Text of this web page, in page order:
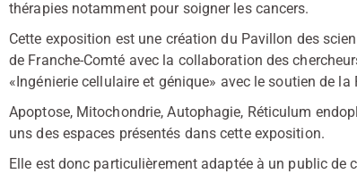
thérapies notamment pour soigner les cancers.
Cette exposition est une création du Pavillon des
de Franche-Comté avec la collaboration des
«Ingénierie cellulaire et génique» avec le soutien de
Apoptose, Mitochondrie, Autophagie, Réticulum
uns des espaces présentés dans cette exposition.
Elle est donc particulièrement adaptée à un public de